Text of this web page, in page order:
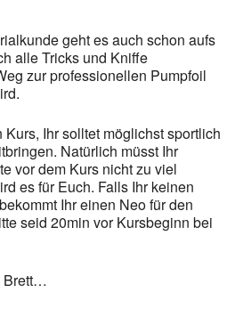
geht es auch schon aufs
alle Tricks und Kniffe
zur professionellen Pumpfoil
Ihr solltet möglichst sportlich
Natürlich müsst Ihr
vor dem Kurs nicht zu viel
es für Euch. Falls Ihr keinen
Ihr einen Neo für den
seid 20min vor Kursbeginn bei
Brett…